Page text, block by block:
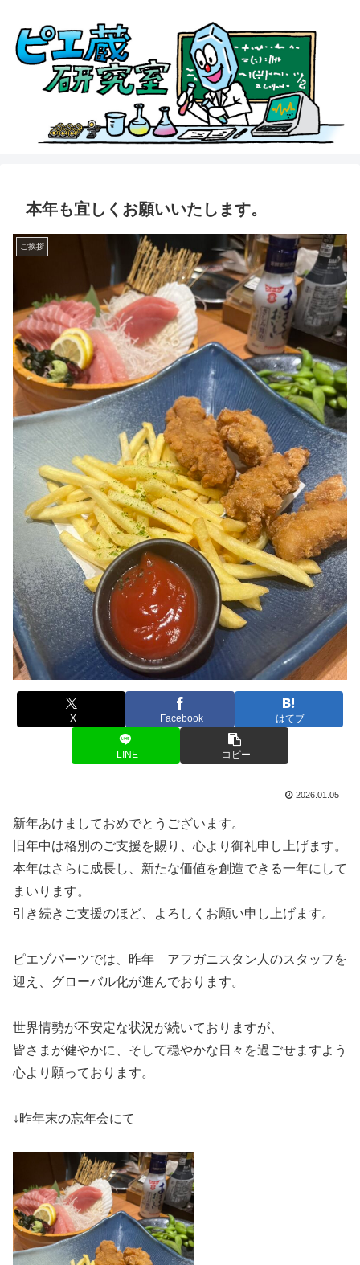
本年も宜しくお願いいたします。
ご挨拶
X Facebook はてブ
LINE コピー
2026.01.05
新年あけましておめでとうございます。
旧年中は格別のご支援を賜り、心より御礼申し上げます。
本年はさらに成長し、新たな価値を創造できる一年にして
まいります。
引き続きご支援のほど、よろしくお願い申し上げます。
ピエゾパーツでは、昨年 アフガニスタン人のスタッフを
迎え、グローバル化が進んでおります。
世界情勢が不安定な状況が続いておりますが、
皆さまが健やかに、そして穏やかな日々を過ごせますよう
心より願っております。
↓昨年末の忘年会にて